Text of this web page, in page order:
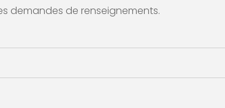
demandes de renseignements.